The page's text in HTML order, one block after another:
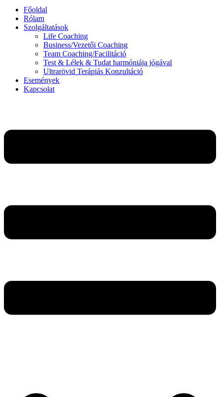
Főoldal
Rólam
Szolgáltatások
Life Coaching
Business/Vezetői Coaching
Team Coaching/Facilitáció
Test & Lélek & Tudat harmóniája jógával
Ultrarövid Terápiás Konzultáció
Események
Kapcsolat